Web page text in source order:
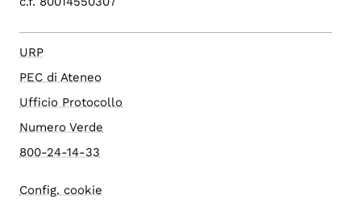
URP
PEC di Ateneo
Ufficio Protocollo
Numero Verde
800-24-14-33
Config. cookie